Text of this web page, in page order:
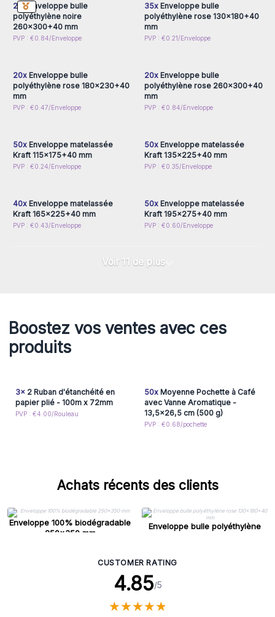
20xEnveloppe bulle
polyéthylène noire
260x300+40 mm
PVP : €0.84/Enveloppe
35xEnveloppe bulle
polyéthylène rose 130x180+40
mm
PVP : €0.21/Enveloppe
Connectez-vous ou
20xEnveloppe bulle
polyéthylène rose 180x230+40
mm
PVP : €0.47/Enveloppe
Connectez-vous ou
20xEnveloppe bulle
polyéthylène rose 260x300+40
mm
PVP : €0.84/Enveloppe
Connectez-vous ou
50xEnveloppe matelassée
Kraft 115x175+40 mm
PVP : €0.24/Enveloppe
Connectez-vous ou
50xEnveloppe matelassée
Kraft 135x225+40 mm
PVP : €0.35/Enveloppe
Connectez-vous ou
40xEnveloppe matelassée
Kraft 165x225+40 mm
PVP : €0.43/Enveloppe
Connectez-vous ou
50xEnveloppe matelassée
Kraft 195x275+40 mm
PVP : €0.60/Enveloppe
Voir 11 de plus
Boostez vos ventes avec ces
produits
3x2 Ruban d'étanchéité en
papier plié - 100m x 72mm
PVP : €4.00/Rouleau
50xMoyenne Pochette à Café
avec Vanne Aromatique -
13,5x26,5 cm (500 g)
PVP : €0.68/pochette
Achats récents des clients
Enveloppe 100% biodégradable
250x350 mm
Enveloppe bulle polyéthylène
CUSTOMER RATING
4.85/5
★★★★★
★★★★★